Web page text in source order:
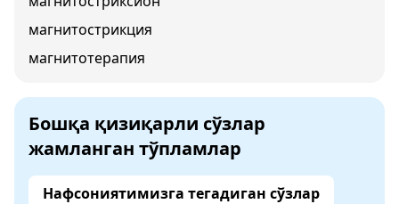
магнитострикция
магнитотерапия
Бошқа қизиқарли сўзлар
жамланган тўпламлар
Нафсониятимизга тегадиган сўзлар